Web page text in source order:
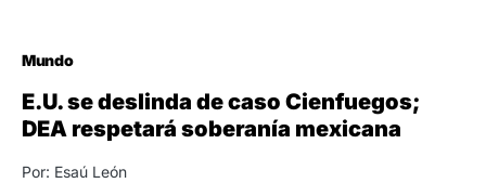
Mundo
E.U. se deslinda de caso Cienfuegos;
DEA respetará soberanía mexicana
Por: Esaú León